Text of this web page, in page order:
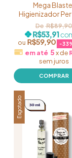
Mega
Higienizador
Para Caixa 250ml
Cheirinho JM
R$59,90 -33
R$89,90
R$53,91
5xde
sem juros
Esgotado